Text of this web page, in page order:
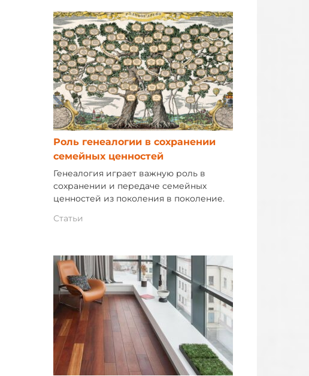
Роль генеалогии в сохранении
семейных ценностей
Генеалогия играет важную роль в
сохранении и передаче семейных
ценностей из поколения в поколение.
Статьи